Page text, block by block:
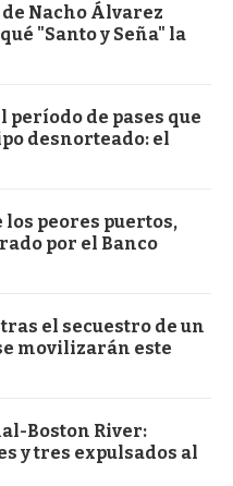
Nacho Álvarez
"Santo y Seña" la
período de pases que
desnorteado: el
peores puertos,
por el Banco
el secuestro de un
movilizarán este
Boston River:
y tres expulsados al